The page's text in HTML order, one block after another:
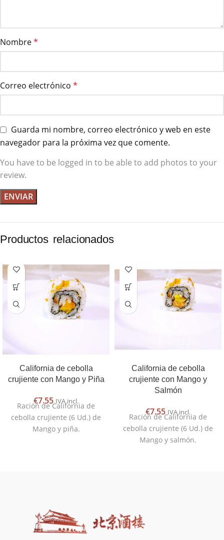
Nombre*
Correo electrónico *
Guarda mi nombre, correo electrónico y web en este
navegador para la próxima vez que comente.
You have to be logged in to be able to add photos to your
review.
Productos relacionados
California de cebolla
crujiente con Mango y Piña
€7.55 IVA incl.
Ración de California de
cebolla crujiente (6 Ud.) de
Mango y piña.
California de cebolla
crujiente con Mango y
Salmón
€7.55 IVA incl.
Ración de California de
cebolla crujiente (6 Ud.) de
Mango y salmón.